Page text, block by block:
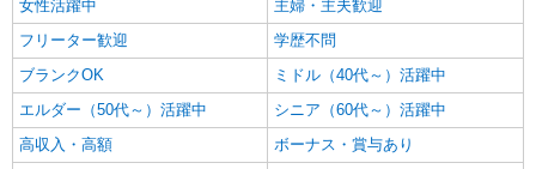
女性活躍中
主婦・主夫歓迎
フリーター歓迎
学歴不問
ブランクOK
ミドル（40代～）活躍中
エルダー（50代～）活躍中
シニア（60代～）活躍中
高収入・高額
ボーナス・賞与あり